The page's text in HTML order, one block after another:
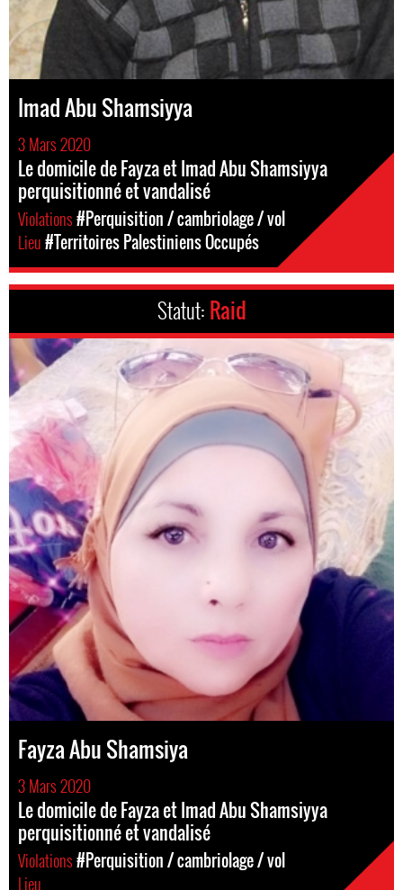
Imad Abu Shamsiyya
3 Mars 2020
Le domicile de Fayza et Imad Abu Shamsiyya
perquisitionné et vandalisé
Violations#Perquisition / cambriolage / vol
Lieu#Territoires Palestiniens Occupés
Statut: Raid
Fayza Abu Shamsiya
3 Mars 2020
Le domicile de Fayza et Imad Abu Shamsiyya
perquisitionné et vandalisé
Violations#Perquisition / cambriolage / vol
Lieu